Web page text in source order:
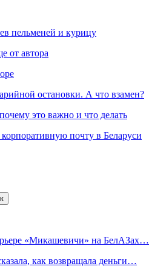
пельменей и курицу
от автора
остановки. А что взамен?
это важно и что делать
почту в Беларуси
«Микашевичи» на БелАЗах…
как возвращала деньги…